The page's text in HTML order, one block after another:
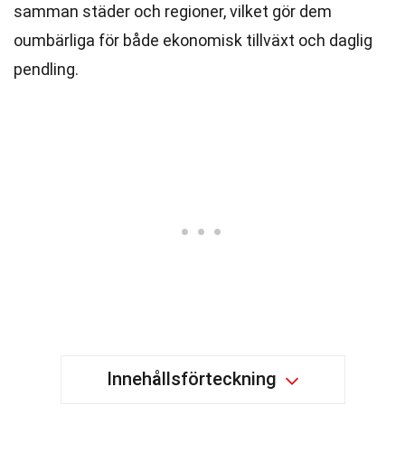
samman städer och regioner, vilket gör dem
oumbärliga för både ekonomisk tillväxt och daglig
pendling.
Innehållsförteckning